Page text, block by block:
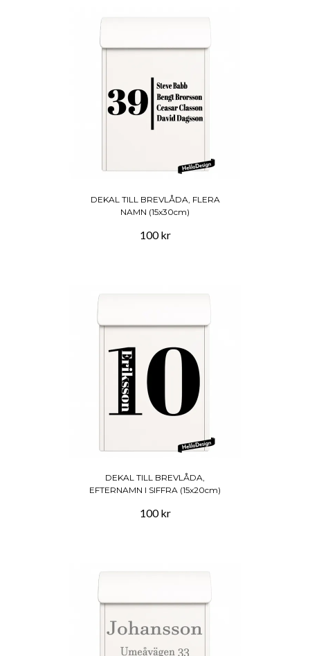
DEKAL TILL BREVLÅDA, FLERA
NAMN (15x30cm)
100 kr
DEKAL TILL BREVLÅDA,
EFTERNAMN I SIFFRA (15x20cm)
100 kr